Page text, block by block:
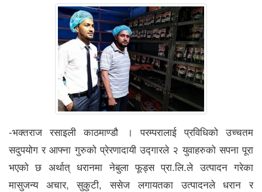
-भक्तराज रसाइली काठमाण्डौ । परम्परालाई प्रविधिको उच्चतम
सदुपयोग र आफ्ना गुरुको प्रेरणादायी उद्गारले २ युवाहरुको सपना पूरा
भएको छ अर्थात् धरानमा नेबुला फूड्स प्रा.लि.ले उत्पादन गरेका
मासुजन्य अचार, सुकुटी, ससेज लगायतका उत्पादनले धरान र